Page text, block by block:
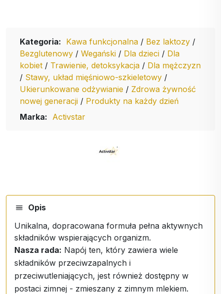
Kategoria: Kawa funkcjonalna / Bez laktozy /
Bezglutenowy / Wegański / Dla dzieci / Dla
kobiet / Trawienie, detoksykacja / Dla mężczyzn
/ Stawy, układ mięśniowo-szkieletowy /
Ukierunkowane odżywianie / Zdrowa żywność
nowej generacji / Produkty na każdy dzień
Marka: Activstar
Opis
Unikalna, dopracowana formuła pełna aktywnych
składników wspierających organizm.
Nasza rada: Napój ten, który zawiera wiele
składników przeciwzapalnych i
przeciwutleniających, jest również dostępny w
postaci zimnej - zmieszany z zimnym mlekiem.